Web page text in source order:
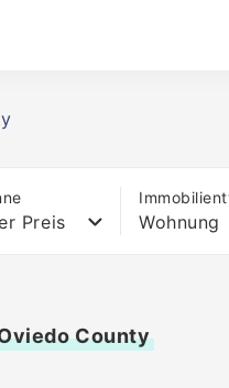
Preis Wohnung
County